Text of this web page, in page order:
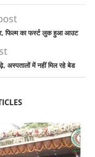
फिल्म का फर्स्ट लुक हुआ आउट
अस्पतालों में नहीं मिल रहे बेड